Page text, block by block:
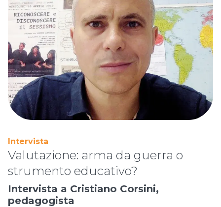
Intervista
Valutazione: arma da guerra o
strumento educativo?
Intervista a Cristiano Corsini,
pedagogista